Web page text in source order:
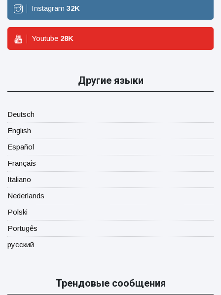
Instagram 32K
Youtube 28K
Другие языки
Deutsch
English
Español
Français
Italiano
Nederlands
Polski
Portugês
русский
Трендовые сообщения